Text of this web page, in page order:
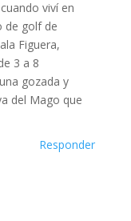
viví en
de golf de
Figuera,
3 a 8
gozada y
del Mago que
Responder